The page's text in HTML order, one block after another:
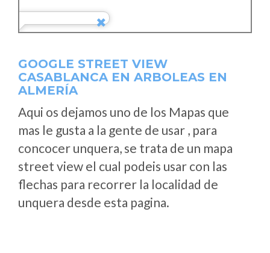
GOOGLE STREET VIEW
CASABLANCA EN ARBOLEAS EN
ALMERÍA
Aqui os dejamos uno de los Mapas que
mas le gusta a la gente de usar , para
concocer unquera, se trata de un mapa
street view el cual podeis usar con las
flechas para recorrer la localidad de
unquera desde esta pagina.